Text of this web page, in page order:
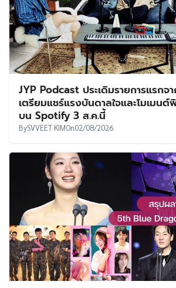
JYP Podcast ประเดิมรายการแรกจา
เตรียมแชร์แรงบันดาลใจและโมเมนต์
บน Spotify 3 ส.ค.นี้
BySVVEET KIMOn02/08/2026